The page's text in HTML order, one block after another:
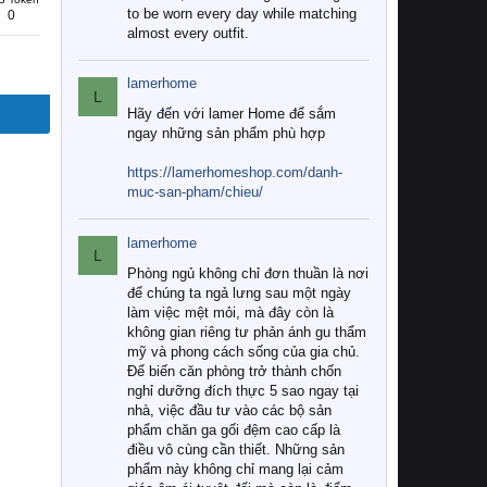
0
to be worn every day while matching
almost every outfit.
L
lamerhome
Hãy đến với lamer Home để sắm
ngay những sản phẩm phù hợp
https://lamerhomeshop.com/danh-
muc-san-pham/chieu/
L
lamerhome
Phòng ngủ không chỉ đơn thuần là nơi
để chúng ta ngả lưng sau một ngày
làm việc mệt mỏi, mà đây còn là
không gian riêng tư phản ánh gu thẩm
mỹ và phong cách sống của gia chủ.
Để biến căn phòng trở thành chốn
nghỉ dưỡng đích thực 5 sao ngay tại
nhà, việc đầu tư vào các bộ sản
phẩm chăn ga gối đệm cao cấp là
điều vô cùng cần thiết. Những sản
phẩm này không chỉ mang lại cảm